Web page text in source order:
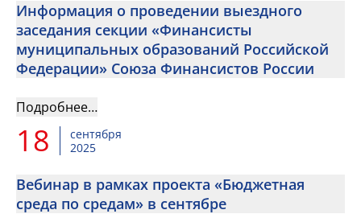
Информация о проведении выездного
заседания секции «Финансисты
муниципальных образований Российской
Федерации» Союза Финансистов России
Подробнее…
18
сентября
2025
Вебинар в рамках проекта «Бюджетная
среда по средам» в сентябре